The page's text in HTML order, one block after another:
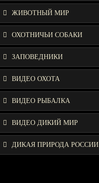
ЖИВОТНЫЙ МИР
ОХОТНИЧЬИ СОБАКИ
ЗАПОВЕДНИКИ
ВИДЕО ОХОТА
ВИДЕО РЫБАЛКА
ВИДЕО ДИКИЙ МИР
ДИКАЯ ПРИРОДА РОССИИ